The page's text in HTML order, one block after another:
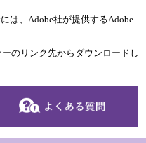
は、Adobe社が提供するAdobe
のリンク先からダウンロードし